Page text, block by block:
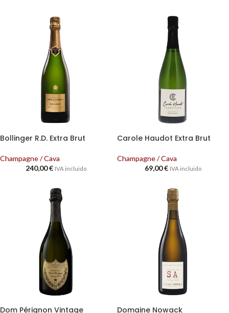
Bollinger R.D. Extra Brut
Champagne / Cava
240,00€ IVA incluido
Carole Haudot Extra Brut
Champagne / Cava
69,00€ IVA incluido
Dom Pérignon Vintage Domaine Nowack